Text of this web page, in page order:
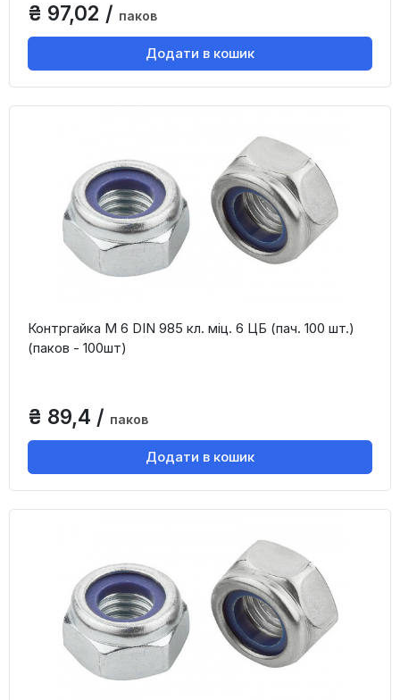
₴ 97,02 / паков
Додати в кошик
Контргайка М 6 DIN 985 кл. міц. 6 ЦБ (пач. 100 шт.)
(паков - 100шт)
₴ 89,4 / паков
Додати в кошик